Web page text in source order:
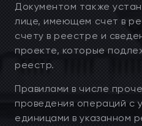
Документом также
лице, имеющем счет в
счету в реестре и
проекте, которые
реестр.
Правилами в числе
проведения операций с
единицами в указанном